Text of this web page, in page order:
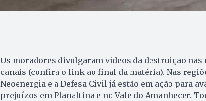
Os moradores divulgaram vídeos da destruição
canais (confira o link ao final da matéria). Nas
Neoenergia e a Defesa Civil já estão em ação para
prejuízos em Planaltina e no Vale do Amanhecer.